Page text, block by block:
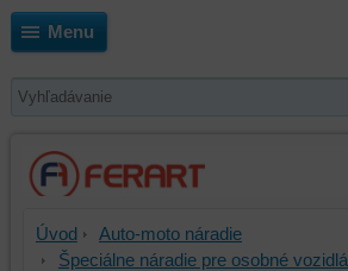
Menu
Úvod
Auto-moto náradie
Špeciálne náradie pre osobné vozidlá